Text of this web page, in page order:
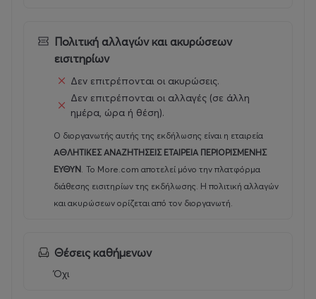
Πλήρης διατροφή με πρωινό, πρόγευμα και
μεσημεριανό
Δωρεάν πρωινή και απογευματινή δημιουργική
φύλαξη για τη διευκόλυνση των εργαζόμενων
Προαιρετική υπηρεσία Door-to-Door
μεταφοράς σε 49 δήμους της Αττικής με
σχολικά λεωφορεία 20 θέσεων
25 χρόνια εμπειρίας στη βιωματική μάθηση, τον
φύση
ΠΡΟΣΦΟΡΑ!
Πολιτική αλλαγών και ακυρώσεων
εισιτηρίων
Δεν επιτρέπονται οι ακυρώσεις.
Δεν επιτρέπονται οι αλλαγές (σε άλλη
ημέρα, ώρα ή θέση).
Ο διοργανωτής αυτής της εκδήλωσης είναι η εταιρεία
ΑΘΛΗΤΙΚΕΣ ΑΝΑΖΗΤΗΣΕΙΣ ΕΤΑΙΡΕΙΑ ΠΕΡΙΟΡΙΣΜΕΝΗΣ
ΕΥΘΥΝ. Το More.com αποτελεί μόνο την πλατφόρμα
διάθεσης εισιτηρίων της εκδήλωσης. Η πολιτική αλλαγών
και ακυρώσεων ορίζεται από τον διοργανωτή.
Θέσεις καθήμενων
Όχι